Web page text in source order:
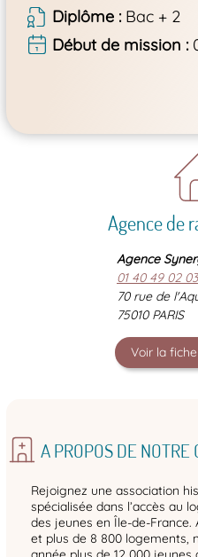
Diplôme
Bac + 2
Début de mission
Agence de
Agence
01 40 49 02 03
70 rue de
75010 PARIS
Voir la
A PROPOS DE NOTRE
Rejoignez une association
spécialisée dans l’accès au
des jeunes en Île-de-France.
et plus de 8 800 logements,